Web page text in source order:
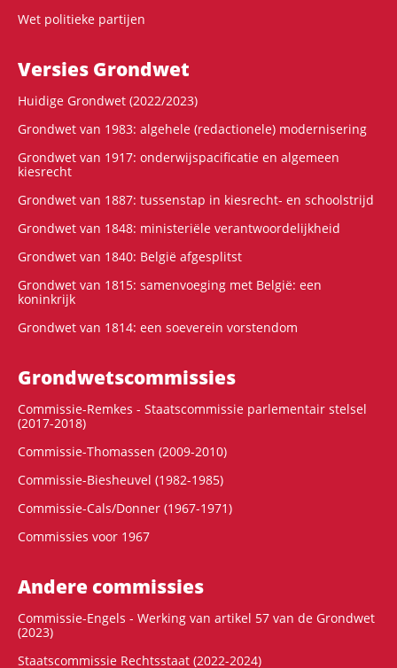
Wet politieke partijen
Versies Grondwet
Huidige Grondwet (2022/2023)
Grondwet van 1983: algehele (redactionele) modernisering
Grondwet van 1917: onderwijspacificatie en algemeen
kiesrecht
Grondwet van 1887: tussenstap in kiesrecht- en schoolstrijd
Grondwet van 1848: ministeriële verantwoordelijkheid
Grondwet van 1840: België afgesplitst
Grondwet van 1815: samenvoeging met België: een
koninkrijk
Grondwet van 1814: een soeverein vorstendom
Grondwets­commissies
Commissie-Remkes - Staatscommissie parlementair stelsel
(2017-2018)
Commissie-Thomassen (2009-2010)
Commissie-Biesheuvel (1982-1985)
Commissie-Cals/Donner (1967-1971)
Commissies voor 1967
Andere commissies
Commissie-Engels - Werking van artikel 57 van de Grondwet
(2023)
Staatscommissie Rechtsstaat (2022-2024)